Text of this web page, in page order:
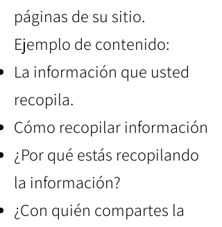
páginas de su sitio.
Ejemplo de contenido:
La información que usted
recopila.
Cómo recopilar información
¿Por qué estás recopilando
la información?
¿Con quién compartes la